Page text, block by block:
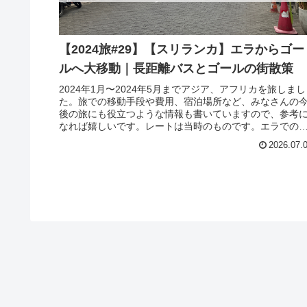
【2024旅#29】【スリランカ】エラからゴー
ルへ大移動｜長距離バスとゴールの街散策
2024年1月〜2024年5月までアジア、アフリカを旅しまし
た。旅での移動手段や費用、宿泊場所など、みなさんの今
後の旅にも役立つような情報も書いていますので、参考に
なれば嬉しいです。レートは当時のものです。エラでのん